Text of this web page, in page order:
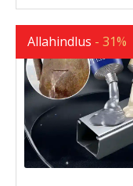
Allahindlus - 31%